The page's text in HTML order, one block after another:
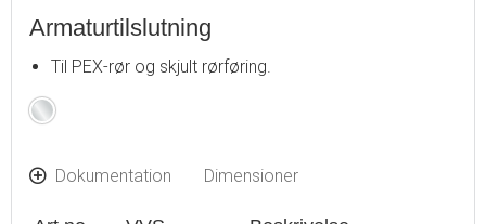
Armaturtilslutning
Til PEX-rør og skjult rørføring.
Krom
Dokumentation Dimensioner